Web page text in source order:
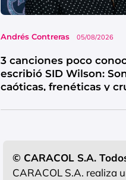
Andrés Contreras 05/08/2026
3 canciones poco
escribió SID Wilson:
caóticas, frenéticas y
© CARACOL S.A.
CARACOL S.A. realiza